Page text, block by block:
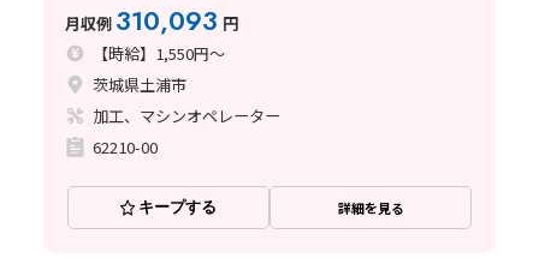
月収例 310,093 円
【時給】1,550円～
茨城県土浦市
加工、マシンオペレーター
62210-00
キープする 詳細を見る